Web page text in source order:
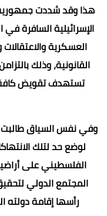
هذا وقد شددت
الإسرائيلية السافرة
العسكرية
القانونية، وذلك
تستهدف تقويض
وفي نفس السياق طالبت
لوضع حد لتلك
الفلسطيني على
المجتمع الدولي
رأسها إقامة دولته